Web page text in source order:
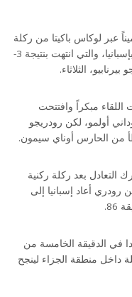
عبر لوكاس باكيتا من ركلة
جزاء قرب نهاية المباراة الودية التي جمعته بإسبانيا، والتي انتهت بنتيجة 3-
مبكراً وافتتحت
أولمو، لكن رودريجو
من الحارس أوناي سيمون.
التعادل بعد ركلة ركنية
رودري أعاد إسبانيا إلى
في الدقيقة الخامسة من
داخل منطقة الجزاء لينجح